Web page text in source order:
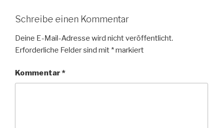
Schreibe einen Kommentar
Deine E-Mail-Adresse wird nicht veröffentlicht.
Erforderliche Felder sind mit *markiert
Kommentar*